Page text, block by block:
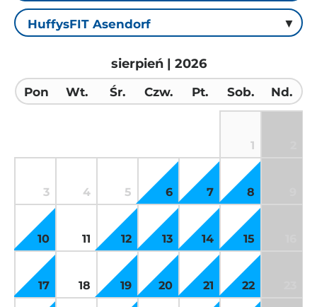
sierpień | 2026
Pon Wt. Śr. Czw. Pt. Sob. Nd.
1
3 4 5 6 7 8
10 11 12 13 14 15
17 18 19 20 21 22